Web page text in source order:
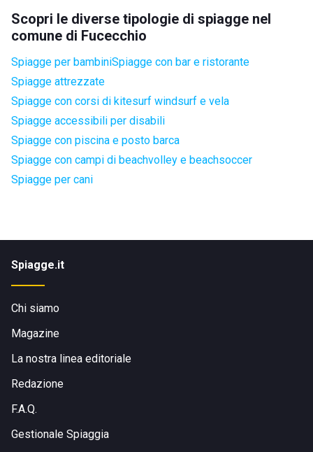
Scopri le diverse tipologie di spiagge nel
comune di Fucecchio
Spiagge per bambiniSpiagge con bar e ristorante
Spiagge attrezzate
Spiagge con corsi di kitesurf windsurf e vela
Spiagge accessibili per disabili
Spiagge con piscina e posto barca
Spiagge con campi di beachvolley e beachsoccer
Spiagge per cani
Spiagge.it
Chi siamo
Magazine
La nostra linea editoriale
Redazione
F.A.Q.
Gestionale Spiaggia